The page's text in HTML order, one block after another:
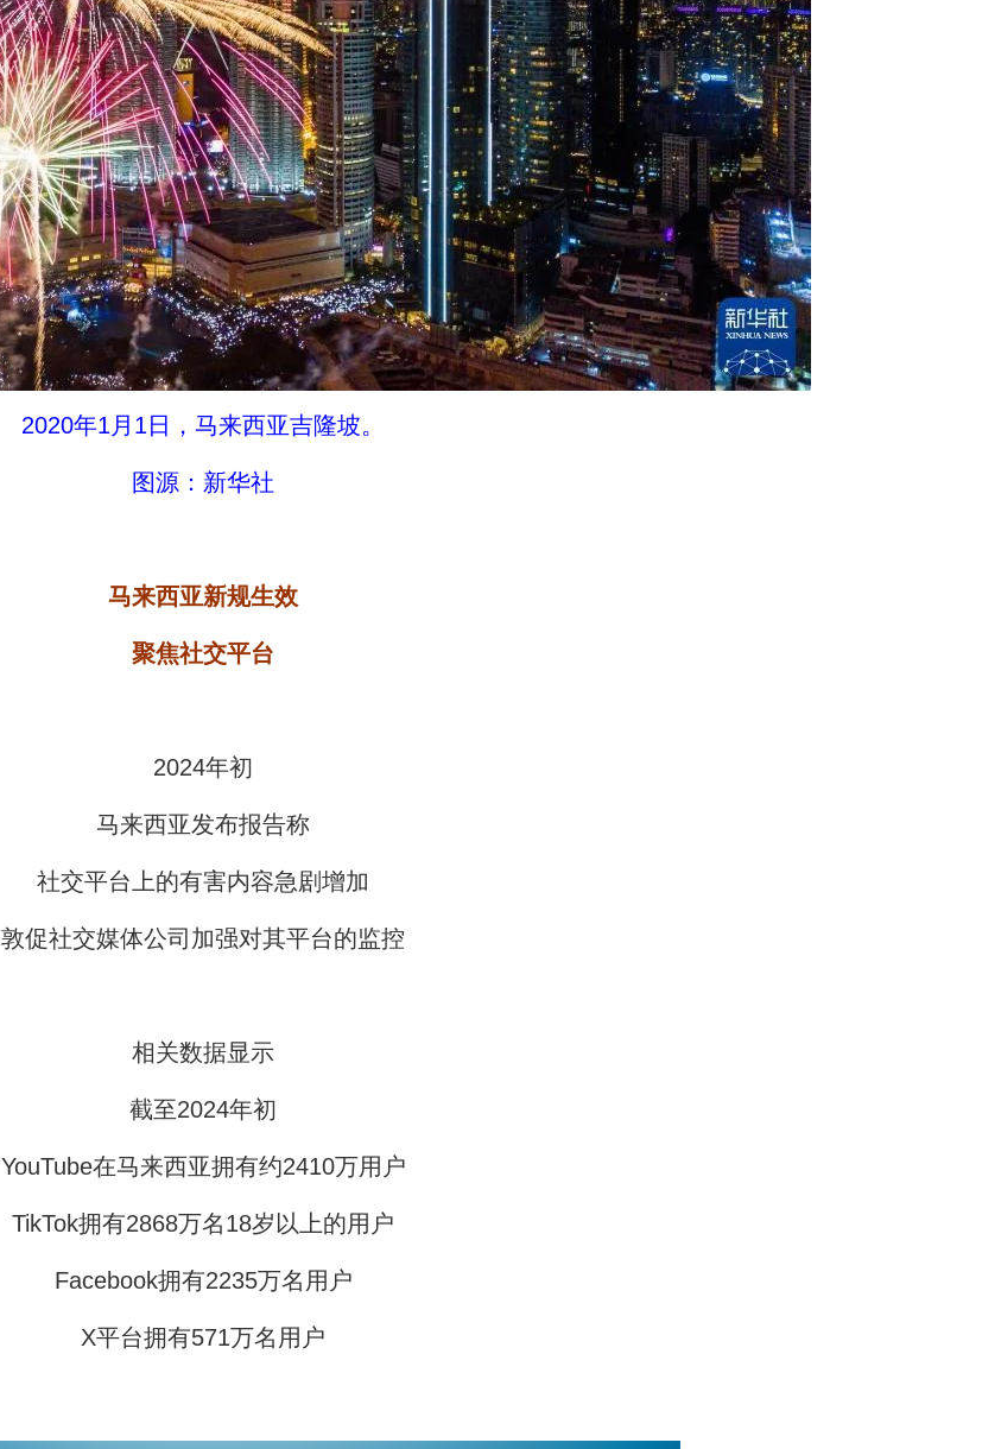
2020年1月1日，马来西亚吉隆坡。
图源：新华社
马来西亚新规生效
聚焦社交平台
2024年初
马来西亚发布报告称
社交平台上的有害内容急剧增加
敦促社交媒体公司加强对其平台的监控
相关数据显示
截至2024年初
YouTube在马来西亚拥有约2410万用户
TikTok拥有2868万名18岁以上的用户
Facebook拥有2235万名用户
X平台拥有571万名用户